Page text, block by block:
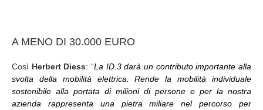
A MENO DI 30.000 EURO
Così Herbert Diess: “La ID.3 darà un contributo importante alla
svolta della mobilità elettrica. Rende la mobilità individuale
sostenibile alla portata di milioni di persone e per la nostra
azienda rappresenta una pietra miliare nel percorso per